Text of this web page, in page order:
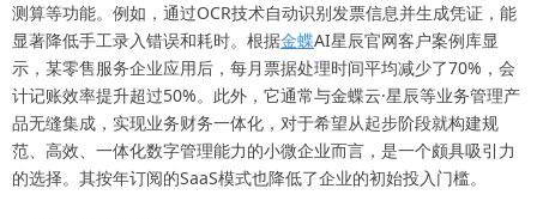
测算等功能。例如，通过OCR技术自动识别发票信息并生成凭证，能
显著降低手工录入错误和耗时。根据金蝶AI星辰官网客户案例库显
示，某零售服务企业应用后，每月票据处理时间平均减少了70%，会
计记账效率提升超过50%。此外，它通常与金蝶云·星辰等业务管理产
品无缝集成，实现业务财务一体化，对于希望从起步阶段就构建规
范、高效、一体化数字管理能力的小微企业而言，是一个颇具吸引力
的选择。其按年订阅的SaaS模式也降低了企业的初始投入门槛。